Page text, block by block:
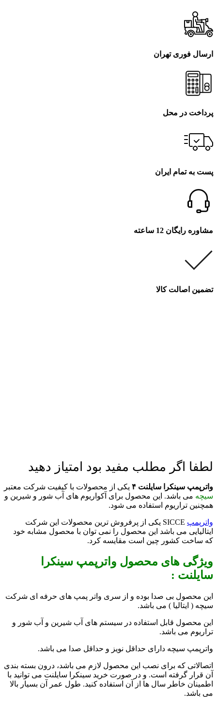
ارسال فوری تهران
پرداخت در محل
پست به تمام ایران
مشاوره رایگان 12 ساعته
تضمین اصالت کالا
لطفا اگر مطلب مفید بود امتیاز دهید
واترپمپ سینکرا سایلنت ۴
یکی از محصولات با کیفیت شرکت معتبر
سیچه می باشد. این محصول برای آکواریوم های آب شور و شیرین و
همچنین تراریوم استفاده می شود.
واترپمپ
SICCE یکی از پرفروش ترین محصولات این شرکت
ایتالیایی می باشد این محصول را نمی توان با محصول مشابه خود
که ساخت کشور چین است مقایسه کرد.
ویژگی های محصول واترپمپ سینکرا
سایلنت :
این محصول بی صدا بوده و از سری واتر پمپ های حرفه ای شرکت
سیچه ( ایتالیا ) می باشد.
این محصول قابل استفاده در سیستم های آب شیرین و آب شور و
تراریوم می باشد.
واترپمپ سیچه دارای حداقل نویز و حداقل صدا می باشد.
اتصالاتی که برای نصب این محصول لازم می باشد، درون بسته بندی
آن قرار گرفته است. و در صورت خرید سینکرا سایلنت می توانید با
اطمینان خاطر سال ها از آن استفاده کنید. طول عمر آن بسیار بالا
می باشد.